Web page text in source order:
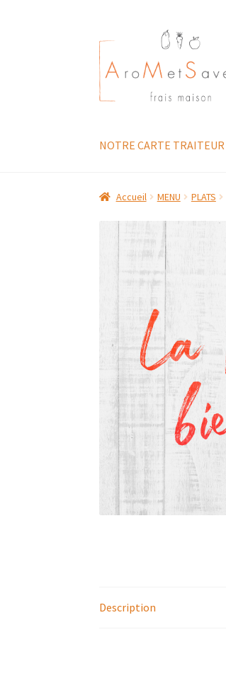
Aller
à
la
navigation
Aller
au
contenu
NOTRE CARTE TRAITEUR
Accueil MENU PLATS
Description